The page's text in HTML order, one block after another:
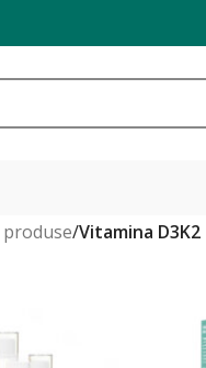
/Vitamina D3K2